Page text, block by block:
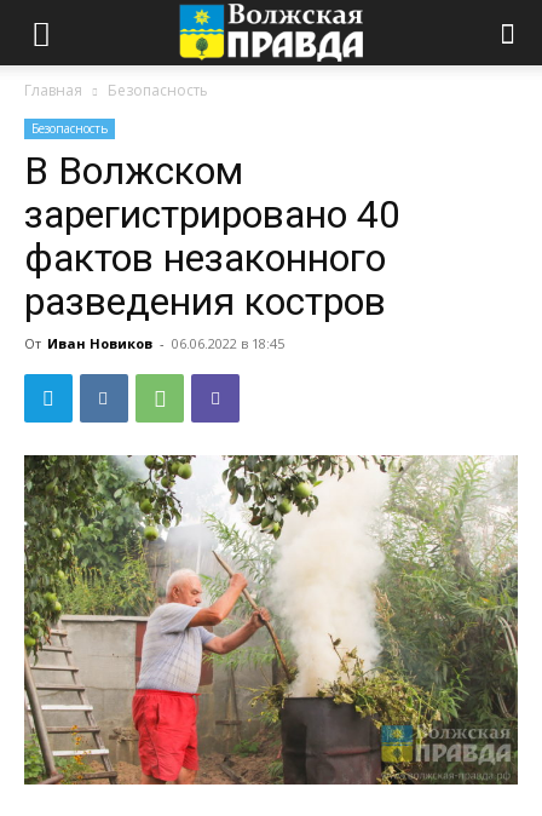
Главная Безопасность
Безопасность
В Волжском
зарегистрировано 40
фактов незаконного
разведения костров
От Иван Новиков - 06.06.2022 в 18:45